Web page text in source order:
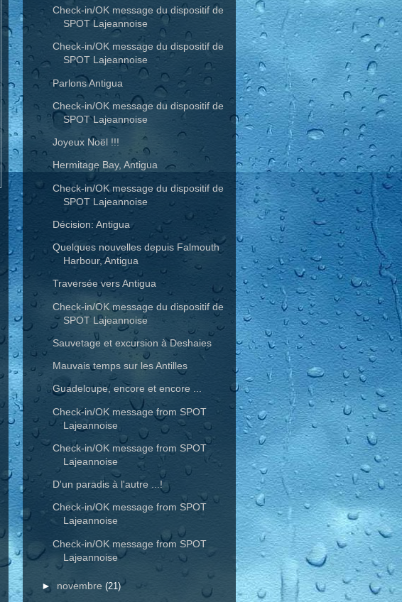
Check-in/OK message du dispositif de
SPOT Lajeannoise
Check-in/OK message du dispositif de
SPOT Lajeannoise
Parlons Antigua
Check-in/OK message du dispositif de
SPOT Lajeannoise
Joyeux Noël !!!
Hermitage Bay, Antigua
Check-in/OK message du dispositif de
SPOT Lajeannoise
Décision: Antigua
Quelques nouvelles depuis Falmouth
Harbour, Antigua
Traversée vers Antigua
Check-in/OK message du dispositif de
SPOT Lajeannoise
Sauvetage et excursion à Deshaies
Mauvais temps sur les Antilles
Guadeloupe, encore et encore ...
Check-in/OK message from SPOT
Lajeannoise
Check-in/OK message from SPOT
Lajeannoise
D'un paradis à l'autre ...!
Check-in/OK message from SPOT
Lajeannoise
Check-in/OK message from SPOT
Lajeannoise
► novembre (21)